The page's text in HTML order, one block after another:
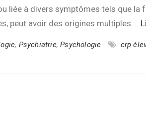
liée à divers symptômes tels que la
peut avoir des origines multiples.…
, Psychiatrie,Psychologie crp